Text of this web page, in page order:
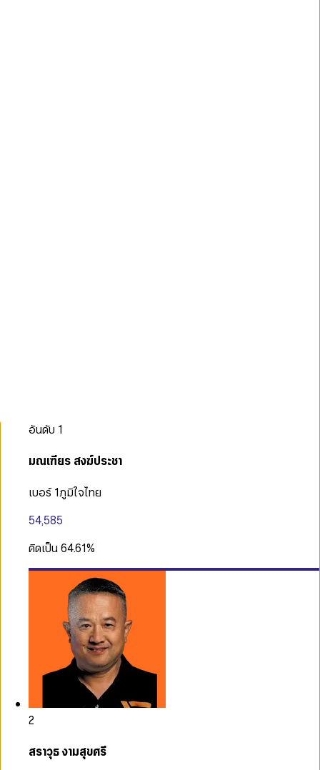
อันดับ 1
มณเฑียร สงฆ์ประชา
เบอร์ 1ภูมิใจไทย
54,585
คิดเป็น64.61%
2
สราวุธ งามสุขศรี